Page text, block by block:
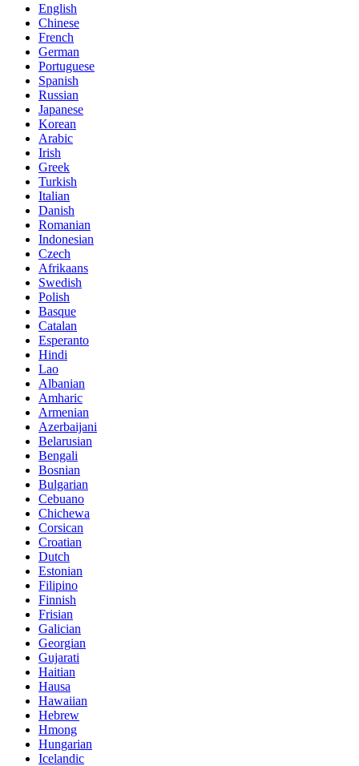
English
Chinese
French
German
Portuguese
Spanish
Russian
Japanese
Korean
Arabic
Irish
Greek
Turkish
Italian
Danish
Romanian
Indonesian
Czech
Afrikaans
Swedish
Polish
Basque
Catalan
Esperanto
Hindi
Lao
Albanian
Amharic
Armenian
Azerbaijani
Belarusian
Bengali
Bosnian
Bulgarian
Cebuano
Chichewa
Corsican
Croatian
Dutch
Estonian
Filipino
Finnish
Frisian
Galician
Georgian
Gujarati
Haitian
Hausa
Hawaiian
Hebrew
Hmong
Hungarian
Icelandic